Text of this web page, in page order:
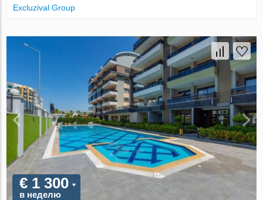
Excluzival Group
€ 1 300
в неделю